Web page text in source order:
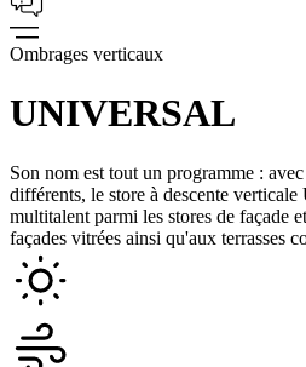
Ombrages verticaux
UNIVERSAL
Son nom est tout un programme :
différents, le store à descente
multitalent parmi les stores de façade
façades vitrées ainsi qu'aux terrasses